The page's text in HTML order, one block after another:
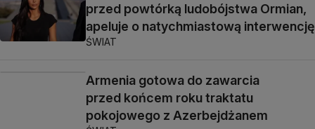
przed powtórką ludobójstwa Ormian,
apeluje o natychmiastową interwencję
ŚWIAT
Armenia gotowa do zawarcia
przed końcem roku traktatu
pokojowego z Azerbejdżanem